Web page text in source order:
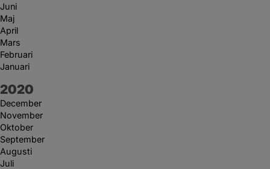
Juni
Maj
April
Mars
Februari
Januari
År:
2020
December
November
Oktober
September
Augusti
Juli